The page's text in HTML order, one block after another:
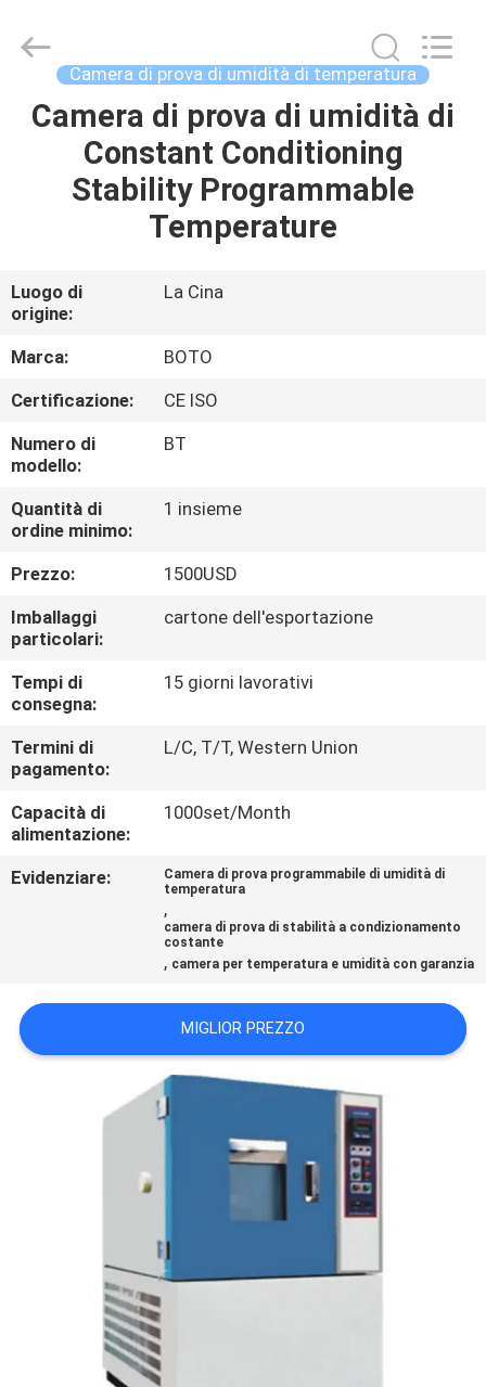
CASA
PRODOTTI
NOI
GIRO
DELLA
FABBRICA
CONTROLLO
DI
QUALITÀ
CONTATTICI
RICHIEDA
UNA
CITAZIONE
DEL
POLITICA
SULLA
GROUP
LTD.
Camera di prova di umidità di temperatura
Camera di prova di umidità di
Constant Conditioning
Stability Programmable
Temperature
Luogo di
origine:
La Cina
Marca:
BOTO
Certificazione:
CE ISO
Numero di
modello:
BT
Quantità di
ordine minimo:
1 insieme
Prezzo:
1500USD
Imballaggi
particolari:
cartone dell'esportazione
Tempi di
consegna:
15 giorni lavorativi
Termini di
pagamento:
L/C, T/T, Western Union
Capacità di
alimentazione:
1000set/Month
Evidenziare:
Camera di prova programmabile di umidità di
temperatura
,
camera di prova di stabilità a condizionamento
costante
, camera per temperatura e umidità con garanzia
MIGLIOR PREZZO